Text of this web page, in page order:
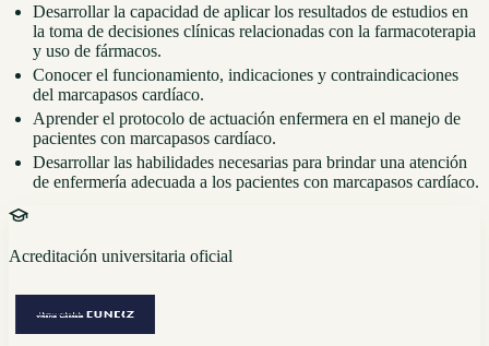
Desarrollar la capacidad de aplicar los resultados de estudios en
la toma de decisiones clínicas relacionadas con la farmacoterapia
y uso de fármacos.
Conocer el funcionamiento, indicaciones y contraindicaciones
del marcapasos cardíaco.
Aprender el protocolo de actuación enfermera en el manejo de
pacientes con marcapasos cardíaco.
Desarrollar las habilidades necesarias para brindar una atención
de enfermería adecuada a los pacientes con marcapasos cardíaco.
Acreditación universitaria oficial